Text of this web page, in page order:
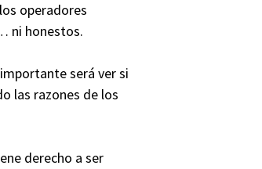
operadores
ni honestos.
será ver si
las razones de los
derecho a ser